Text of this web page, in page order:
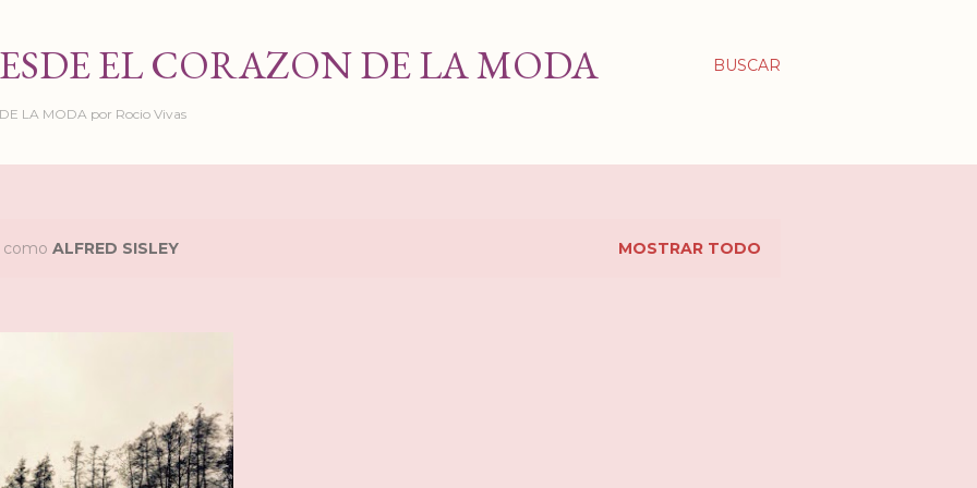
BUSCAR
EL CORAZON DE LA MODA
LA MODA por Rocio Vivas
como ALFRED SISLEY MOSTRAR TODO